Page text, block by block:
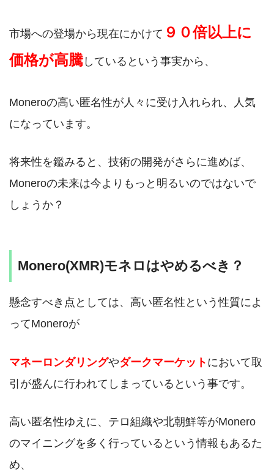
市場への登場から現在にかけて ９０倍以上に
価格が高騰しているという事実から、
Moneroの高い匿名性が人々に受け入れられ、人気
になっています。
将来性を鑑みると、技術の開発がさらに進めば、
Moneroの未来は今よりもっと明るいのではないで
しょうか？
Monero(XMR)モネロはやめるべき？
懸念すべき点としては、高い匿名性という性質によ
ってMoneroが
マネーロンダリングやダークマーケットにおいて取
引が盛んに行われてしまっているという事です。
高い匿名性ゆえに、テロ組織や北朝鮮等がMonero
のマイニングを多く行っているという情報もあるた
め、